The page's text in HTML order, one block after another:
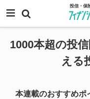
投信・保
1000本超の投
える
本連載のおすすめポ